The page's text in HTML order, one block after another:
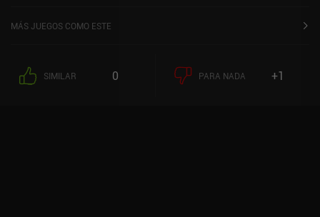
MÁS JUEGOS COMO ESTE
SIMILAR 0 PARA NADA +1